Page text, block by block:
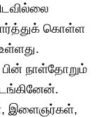
கொள்ள
பின் நாள்தோறும்
இளைஞர்கள்,